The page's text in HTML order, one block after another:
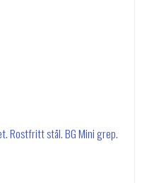
Rostfritt stål. BG Mini grep.